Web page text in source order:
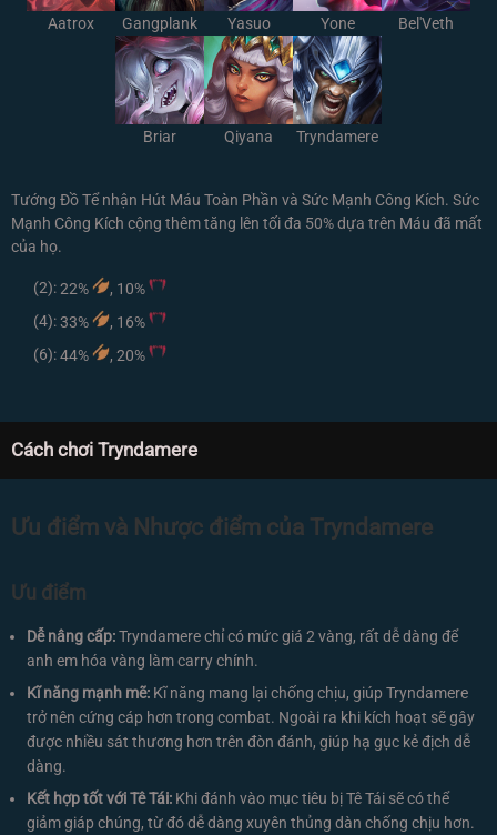
Aatrox Gangplank Yasuo Yone Bel'Veth
Briar Qiyana Tryndamere
Tướng Đồ Tể nhận Hút Máu Toàn Phần và Sức Mạnh Công Kích. Sức
Mạnh Công Kích cộng thêm tăng lên tối đa 50% dựa trên Máu đã mất
của họ.
(2):22%
, 10%
(4):33%
, 16%
(6):44% , 20%
Cách chơi Tryndamere
Ưu điểm và Nhược điểm của Tryndamere
Ưu điểm
Dễ nâng cấp:Tryndamere chỉ có mức giá 2 vàng, rất dễ dàng để
anh em hóa vàng làm carry chính.
Kĩ năng mạnh mẽ: Kĩ năng mang lại chống chịu, giúp Tryndamere
trở nên cứng cáp hơn trong combat. Ngoài ra khi kích hoạt sẽ gây
được nhiều sát thương hơn trên đòn đánh, giúp hạ gục kẻ địch dễ
dàng.
Kết hợp tốt với Tê Tái: Khi đánh vào mục tiêu bị Tê Tái sẽ có thể
giảm giáp chúng, từ đó dễ dàng xuyên thủng dàn chống chịu hơn.